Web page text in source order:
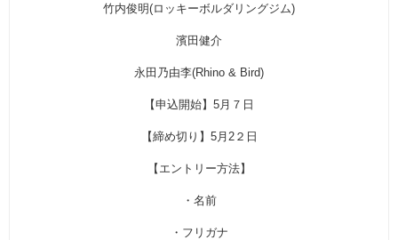
竹内俊明(ロッキーボルダリングジム)
濱田健介
永田乃由李(Rhino & Bird)
【申込開始】5月７日
【締め切り】5月2２日
【エントリー方法】
・名前
・フリガナ